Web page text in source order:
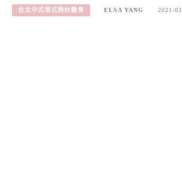
台北中式港式熱炒麵食 ELSA YANG 2021-